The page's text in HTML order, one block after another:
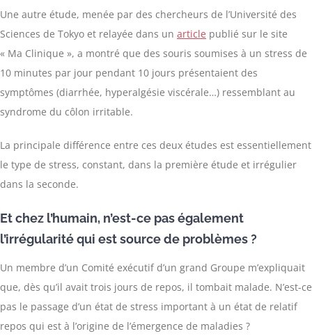
Une autre étude, menée par des chercheurs de l’Université des
Sciences de Tokyo et relayée dans un article publié sur le site
« Ma Clinique », a montré que des souris soumises à un stress de
10 minutes par jour pendant 10 jours présentaient des
symptômes (diarrhée, hyperalgésie viscérale…) ressemblant au
syndrome du côlon irritable.
La principale différence entre ces deux études est essentiellement
le type de stress, constant, dans la première étude et irrégulier
dans la seconde.
Et chez l’humain, n’est-ce pas également
l’irrégularité qui est source de problèmes ?
Un membre d’un Comité exécutif d’un grand Groupe m’expliquait
que, dès qu’il avait trois jours de repos, il tombait malade. N’est-ce
pas le passage d’un état de stress important à un état de relatif
repos qui est à l’origine de l’émergence de maladies ?